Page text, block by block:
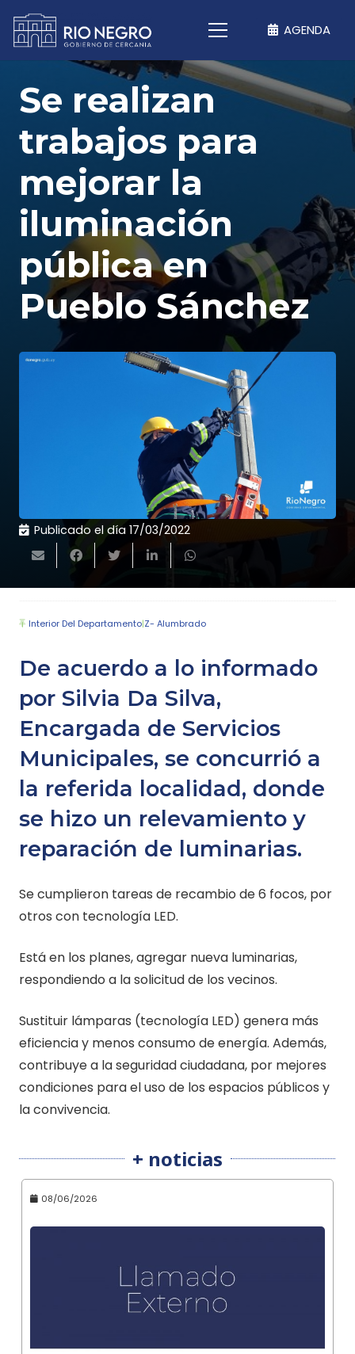
AGENDA
Se realizan
trabajos para
mejorar la
iluminación
pública en
Pueblo Sánchez
Publicado el día 17/03/2022
Interior Del Departamento|Z- Alumbrado
De acuerdo a lo informado
por Silvia Da Silva,
Encargada de Servicios
Municipales, se concurrió a
la referida localidad, donde
se hizo un relevamiento y
reparación de luminarias.
Se cumplieron tareas de recambio de 6 focos, por
otros con tecnología LED.
Está en los planes, agregar nueva luminarias,
respondiendo a la solicitud de los vecinos.
Sustituir lámparas (tecnología LED) genera más
eficiencia y menos consumo de energía. Además,
contribuye a la seguridad ciudadana, por mejores
condiciones para el uso de los espacios públicos y
la convivencia.
+ noticias
08/06/2026